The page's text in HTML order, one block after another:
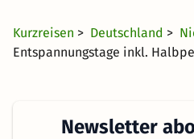
Kurzreisen > Deutschland >
Entspannungstage inkl.
Newsletter